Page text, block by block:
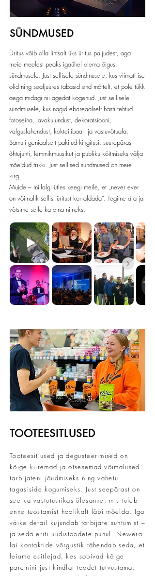
SÜNDMUSED
Üritus võib olla lihtsalt üks üritus paljudest, aga
meie meelest peaks igaühel olema õigus
sündmusele. Just sellisele sündmusele, kus viimati ise
olid ning sealjuures tabasid end mõttelt, et pole tükk
aega midagi nii ägedat kogenud. Just sellisele
sündmusele, kus nägid ebareaalselt hästi tehtud
fotoseina, lavakujundust, dekoratsiooni,
valguslahendust, kokteilibaari ja vastuvõtuala.
Samuti geniaalselt pakitud kingitusi, suurepärast
õhtujuhti, lemmikmuusikut ja publiku köitmiseks välja
mõeldud trikki. Just sellised sündmused on meie
kirg.
Muide – millalgi ütles keegi meile, et „never ever
on võimalik sellist üritust korraldada“. Tegime ära ja
võtsime selle ka oma nimeks.
TOOTEESITLUSED
Tooteesitlused ja degusteerimised on
kõige kiiremad ja otsesemad võimalused
tarbijateni jõudmiseks ning vahetu
tagasiside kogumiseks. Just seepärast on
see ka vastutusrikas ülesanne, mis tuleb
enne teostamist hoolikalt läbi mõelda. Iga
väike detail kujundab tarbijate suhtumist –
ja seda eriti uudistoodete puhul. Newera
lai kontaktide võrgustik tähendab seda, et
leiame esitlejad, kes sobivad kõige
paremini just kindlat toodet tutvustama.